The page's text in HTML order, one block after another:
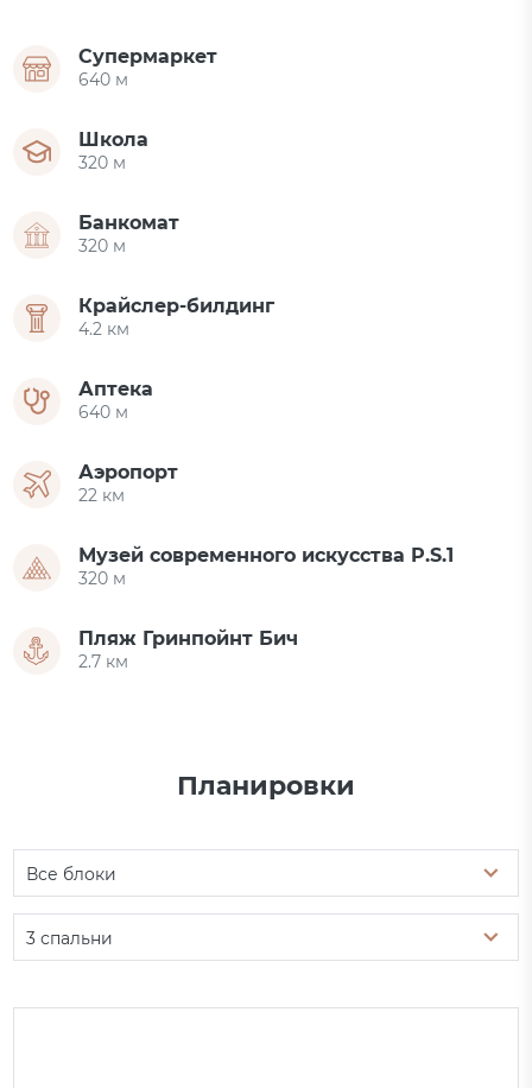
Супермаркет
640 м
Школа
320 м
Банкомат
320 м
Крайслер-билдинг
4.2 км
Аптека
640 м
Аэропорт
22 км
Музей современного искусства P.S.1
320 м
Пляж Гринпойнт Бич
2.7 км
Планировки
Все блоки
3 спальни